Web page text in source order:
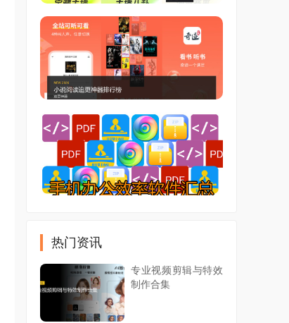
热门资讯
专业视频剪辑与特效
制作合集